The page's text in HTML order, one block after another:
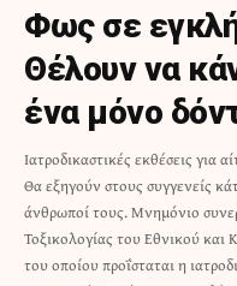
Φως σε
Θέλουν να
ένα μόνο
Ιατροδικαστικές εκθέσεις για
Θα εξηγούν στους συγγενείς
άνθρωποί τους. Mνημόνιο
Τοξικολογίας του Εθνικού
του οποίου προΐσταται η